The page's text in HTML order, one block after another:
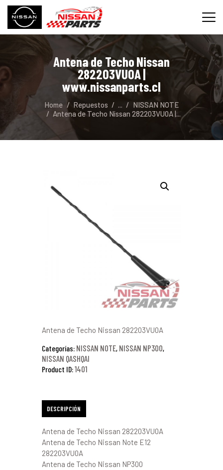
Antena de Techo Nissan
282203VU0A |
www.nissanparts.cl
Home Repuestos ...
NISSAN NOTE
Antena de Techo Nissan 282203VU0A |...
INICIO
SERVICIOS
REPUESTOS
CONTACTO
Antena de Techo Nissan 282203VU0A
Categorías: NISSAN NOTE, NISSAN NP300,
NISSAN QASHQAI
Product ID:1401
DESCRIPCIÓN
Antena de Techo Nissan 282203VU0A
Antena de Techo Nissan Note E12
282203VU0A
Antena de Techo Nissan NP300